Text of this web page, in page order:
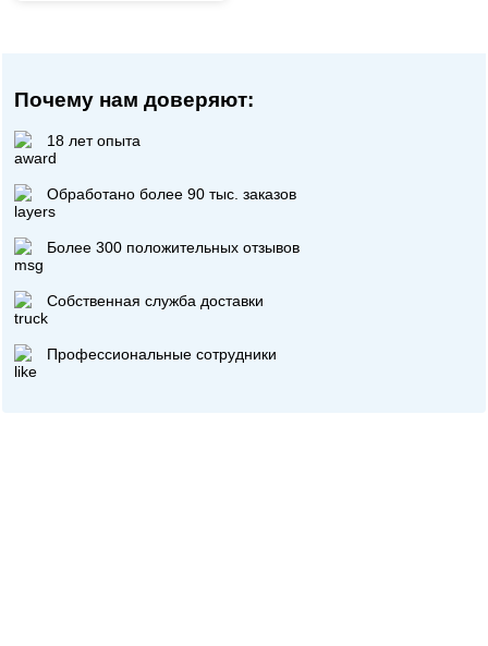
Почему нам доверяют:
18 лет опыта
Обработано более 90 тыс. заказов
Более 300 положительных отзывов
Собственная служба доставки
Профессиональные сотрудники